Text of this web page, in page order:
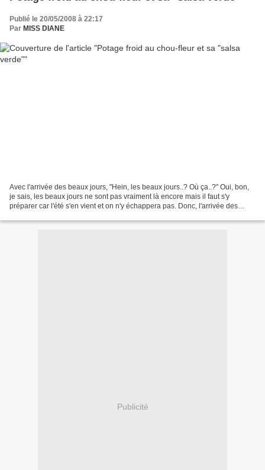
Publié le 20/05/2008 à 22:17
Par MISS DIANE
Avec l'arrivée des beaux jours, "Hein, les beaux jours..? Où ça..?" Oui, bon,
je sais, les beaux jours ne sont pas vraiment là encore mais il faut s'y
préparer car l'été s'en vient et on n'y échappera pas. Donc, l'arrivée des
Publicité